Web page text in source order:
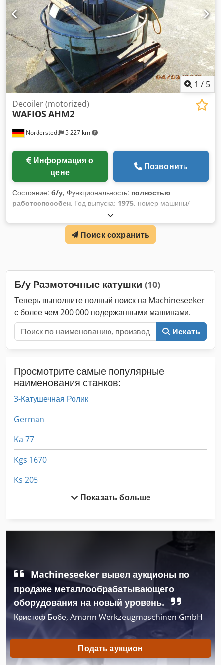
1 / 5
Norderstedt 5 227 km
Decoiler (motorized)
WAFIOSAHM2
цене
Позвонить
Состояние: б/у, Функциональность: полностью
работоспособен, Год выпуска: 1975, номер машины/
D02L/7025
номер: D02L/7025 Тип машины: decoiler (motorized)
Марка: WAFIOS Тип: AHM2 Год выпуска: 1975 max. coil
diameter: 840 mm Djdowi Uakopfx Ab Aock carrying
Поиск сохранить
Б/у Размоточные катушки (10)
Теперь выполните полный поиск на Machineseeker
с более чем 200 000 подержанными машинами.
Искать
Просмотрите самые популярные
наименования станков:
3-Катушечная Ролик
German
Ka 77
Kgs 1670
Ks 205
Вид Автомобиля
Инструкции По Эксплуатации
Катушка Обмотки Машины
Конструкция Автомобилей
Подвеска Автомобиля
Показать больше
Machineseeker вывел аукционы по
продаже металлообрабатывающего
оборудования на новый уровень.
Кристоф Бобе, Amann Werkzeugmaschinen GmbH
Подать аукцион